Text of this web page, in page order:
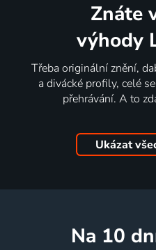
Znáte
výhody
Třeba originální znění,
a divácké profily, celé
přehrávání. A to
Ukázat
na 10